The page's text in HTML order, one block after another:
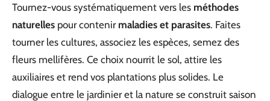
Tournez-vous systématiquement vers les méthodes
naturelles pour contenir maladies et parasites. Faites
tourner les cultures, associez les espèces, semez des
fleurs mellifères. Ce choix nourrit le sol, attire les
auxiliaires et rend vos plantations plus solides. Le
dialogue entre le jardinier et la nature se construit saison